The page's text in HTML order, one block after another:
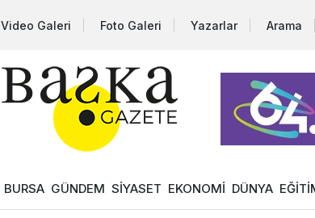
Video Galeri Foto Galeri Yazarlar Arama
BURSA GÜNDEM SİYASET EKONOMİ DÜNYA